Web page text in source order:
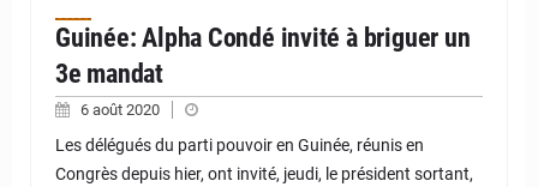
Guinée: Alpha Condé invité à briguer un
3e mandat
6 août 2020
Les délégués du parti pouvoir en Guinée, réunis en
Congrès depuis hier, ont invité, jeudi, le président sortant,